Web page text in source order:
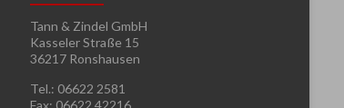
Tann & Zindel GmbH
Kasseler Straße 15
36217 Ronshausen
Tel.: 06622 2581
Fax: 06622 42216